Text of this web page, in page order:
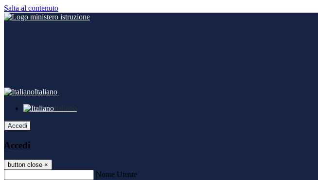
Salta al contenuto
Italiano
Italiano
Accedi
Accedi
button close ×
Nome Utente